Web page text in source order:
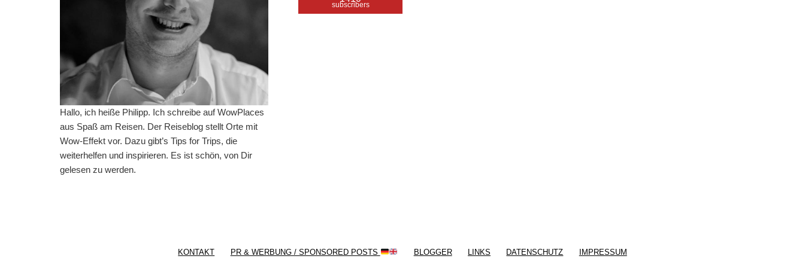
Hallo, ich heiße Philipp. Ich schreibe auf WowPlaces
aus Spaß am Reisen. Der Reiseblog stellt Orte mit
Wow-Effekt vor. Dazu gibt’s Tips for Trips, die
weiterhelfen und inspirieren. Es ist schön, von Dir
gelesen zu werden.
subscribers
KONTAKT PR & WERBUNG / SPONSORED POSTS BLOGGER LINKS DATENSCHUTZ IMPRESSUM